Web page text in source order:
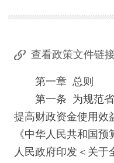
查看政策文件链
第一章 总则
第一条 为规范省
提高财政资金使用效
《中华人民共和国
人民政府印发＜关于